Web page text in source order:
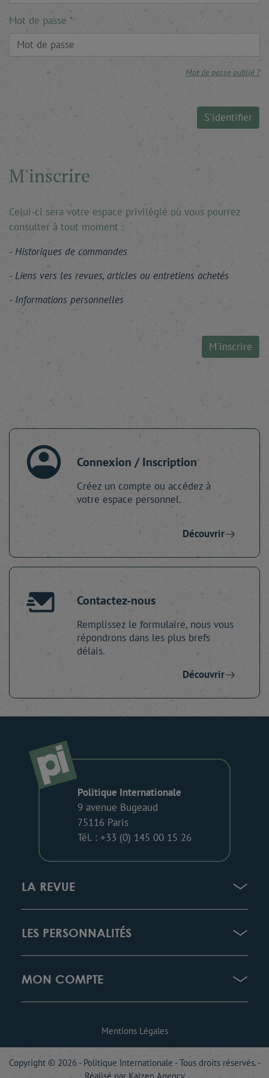
Mot de passe
Mot de passe oublié ?
S'identifier
M'inscrire
Celui-ci sera votre espace privilégié où vous pourrez
consulter à tout moment :
Historiques de commandes
Liens vers les revues, articles ou entretiens achetés
Informations personnelles
M'inscrire
Connexion / Inscription
Créez un compte ou accédez à
votre espace personnel.
Découvrir
Contactez-nous
Remplissez le formulaire, nous vous
répondrons dans les plus brefs
délais.
Découvrir
Politique Internationale
9 avenue Bugeaud
75116 Paris
Tél. : +33 (0) 145 00 15 26
LA REVUE
LES PERSONNALITÉS
MON COMPTE
Mentions Légales
Copyright © 2026 - Politique Internationale - Tous droits réservés. -